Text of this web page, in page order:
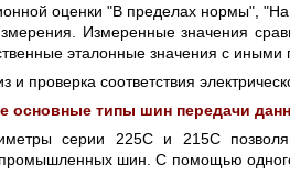
оценки "В пределах нормы",
Измеренные значения
эталонные значения с иными
и проверка соответствия
основные типы шин передачи
серии 225C и 215C
промышленных шин. С помощью